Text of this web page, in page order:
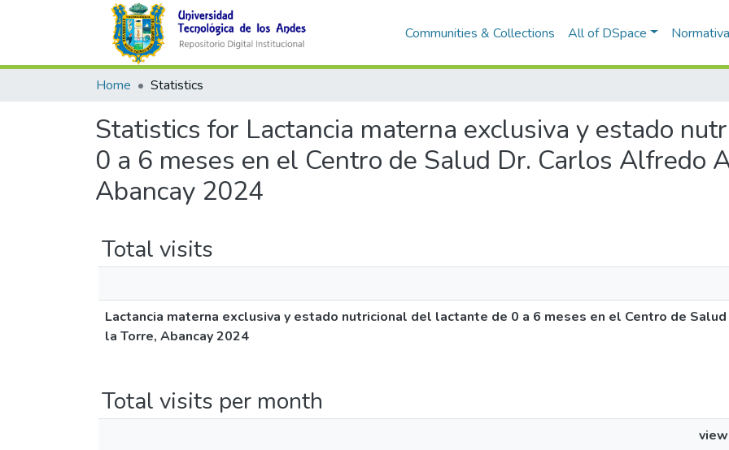
Communities & Collections All of DSpace
Home Statistics
Statistics for Lactancia materna exclusiva y estado
0 a 6 meses en el Centro de Salud Dr. Carlos Alfredo
Abancay 2024
Total visits
Lactancia materna exclusiva y estado nutricional del lactante de 0 a 6 meses en el Centro de
la Torre, Abancay 2024
Total visits per month